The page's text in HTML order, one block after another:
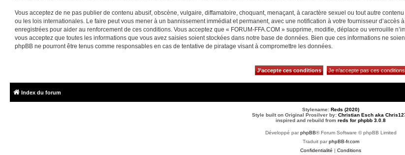
Vous acceptez de ne pas publier de contenu abusif, obscène, vulgaire, diffamatoire, choquant, menaçant, à caractère sexuel ou tout autre
ou les lois internationales. Le faire peut vous mener à un bannissement immédiat et permanent, avec une notification à votre fournisseur
enregistrées pour aider au renforcement de ces conditions. Vous acceptez que « FORUM-FFA.COM » supprime, modifie, déplace ou verrouille
vous acceptez que toutes les informations que vous avez saisies soient stockées dans notre base de données. Bien que ces informations ne
phpBB ne pourront être tenus comme responsables en cas de tentative de piratage visant à compromettre les données.
Index du forum
Stylename: Reds (2020)
Style built on Original Prosilver by: Christian Esch aka
inspired and rebuild from reds for phpbb 3.0.8
Développé parphpBB® Forum Software © phpBB Limited
Traduit parphpBB-fr.com
Confidentialité | Conditions